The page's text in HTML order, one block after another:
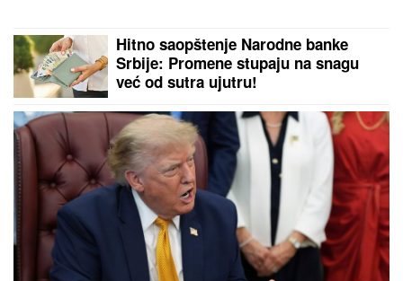
Hitno saopštenje Narodne banke
Srbije: Promene stupaju na snagu
već od sutra ujutru!